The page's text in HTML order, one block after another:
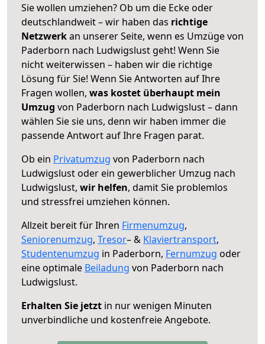
Sie wollen umziehen? Ob um die Ecke oder
deutschlandweit – wir haben das richtige
Netzwerkan unserer Seite, wenn es Umzüge von
Paderborn nach Ludwigslust geht! Wenn Sie
nicht weiterwissen – haben wir die richtige
Lösung für Sie! Wenn Sie Antworten auf Ihre
Fragen wollen, was kostet überhaupt mein
Umzug von Paderborn nach Ludwigslust – dann
wählen Sie sie uns, denn wir haben immer die
passende Antwort auf Ihre Fragen parat.
Ob ein Privatumzug von Paderborn nach
Ludwigslust oder ein gewerblicher Umzug nach
Ludwigslust, wir helfen, damit Sie problemlos
und stressfrei umziehen können.
Allzeit bereit für Ihren Firmenumzug,
Seniorenumzug, Tresor– & Klaviertransport,
Studentenumzug in Paderborn, Fernumzug oder
eine optimale Beiladung von Paderborn nach
Ludwigslust.
Erhalten Sie jetzt in nur wenigen Minuten
unverbindliche und kostenfreie Angebote.